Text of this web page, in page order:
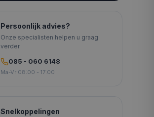
Persoonlijk advies?
Onze specialisten helpen u graag
verder.
085 - 060 6148
Ma-Vr 08:00 - 17:00
Snelkoppelingen